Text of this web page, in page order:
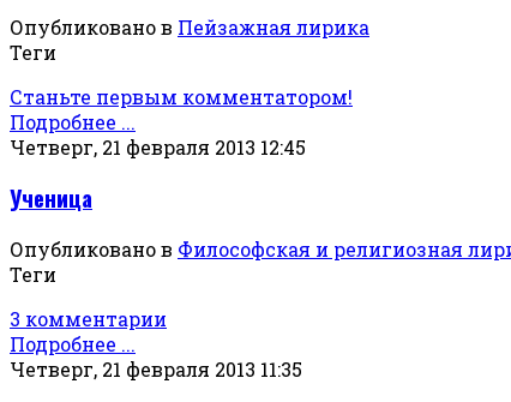
Опубликовано в Пейзажная лирика
Теги
Станьте первым комментатором!
Подробнее ...
Четверг, 21 февраля 2013 12:45
Ученица
Опубликовано в Философская и религиозная
Теги
3 комментарии
Подробнее ...
Четверг, 21 февраля 2013 11:35